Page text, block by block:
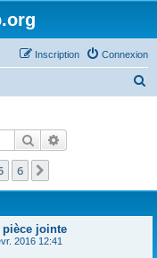
Connexion
Inscription
Rechercher
6
pièce jointe
2016 12:41